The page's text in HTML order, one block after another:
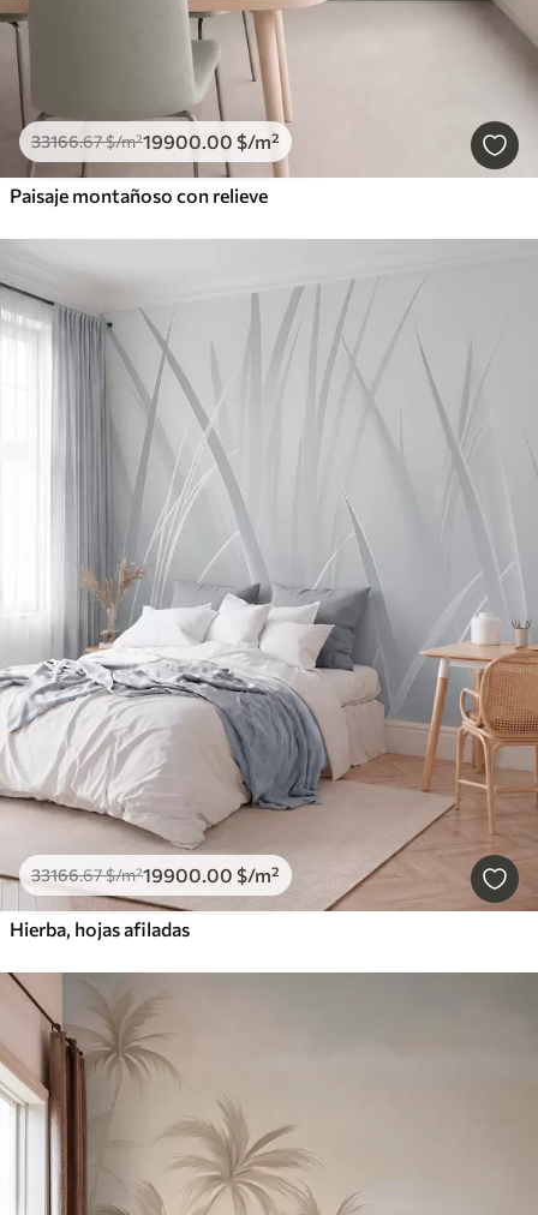
33166.67$/m²19900.00 $/m²
Paisaje montañoso con relieve
33166.67$/m²19900.00 $/m²
Hierba, hojas afiladas